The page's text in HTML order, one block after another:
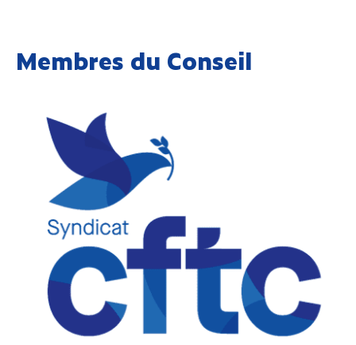
Membres du Conseil